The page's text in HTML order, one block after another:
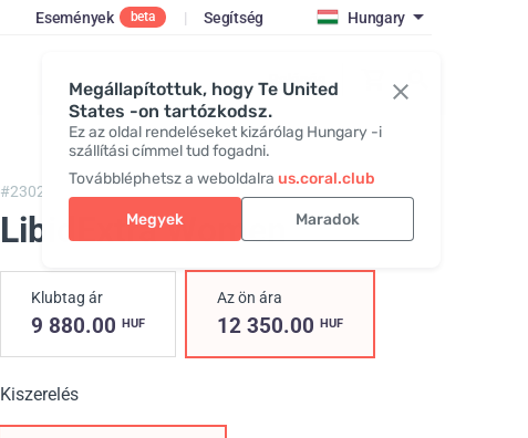
Megállapítottuk, hogy Te United
States -on tartózkodsz.
Ez az oldal rendeléseket kizárólag Hungary -i
szállítási címmel tud fogadni.
Továbbléphetsz a weboldalra us.coral.club
Megyek Maradok
Események beta | Segítség Hungary
Belépés
#2302, Libidextra Women
LibidExtra Women
Klubtag ár
9 880.00 HUF
Az ön ára
12 350.00 HUF
Kiszerelés